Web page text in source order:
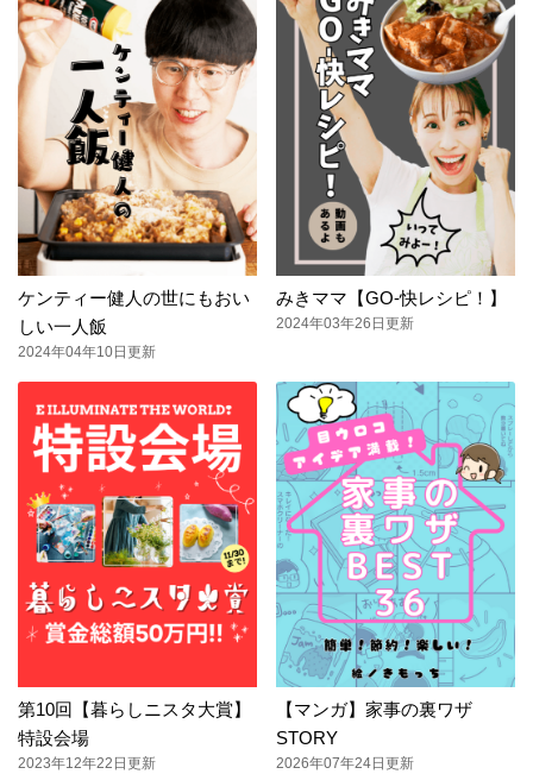
ケンティー健人の世にもおい
しい一人飯
2024年04年10日更新
みきママ【GO-快レシピ！】
2024年03年26日更新
第10回【暮らしニスタ大賞】
特設会場
2023年12年22日更新
【マンガ】家事の裏ワザ
STORY
2026年07年24日更新